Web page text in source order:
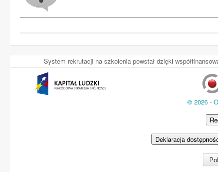
System rekrutacji na szkolenia powstał dzięki
© 2026 -
Deklaracja